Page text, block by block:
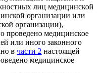
лиц медицинской
организации или
организации),
проведено медицинское
или иного законного
в части 2 настоящей
медицинское